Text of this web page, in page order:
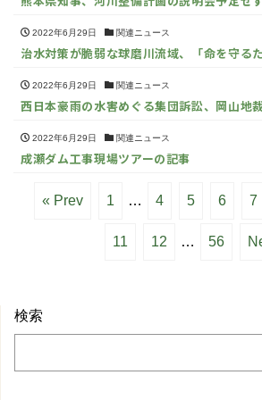
2022年6月29日 関連ニュース
治水対策が脆弱な球磨川流域、「命を守る
2022年6月29日 関連ニュース
西日本豪雨の水害めぐる集団訴訟、岡山地
2022年6月29日 関連ニュース
成瀬ダム工事現場ツアーの記事
« Prev 1 … 4 5 6 7
11 12 … 56
検索